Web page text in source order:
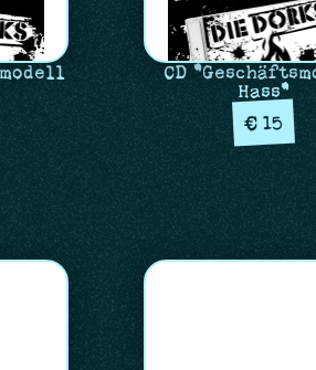
CD
Hass"
€ 15